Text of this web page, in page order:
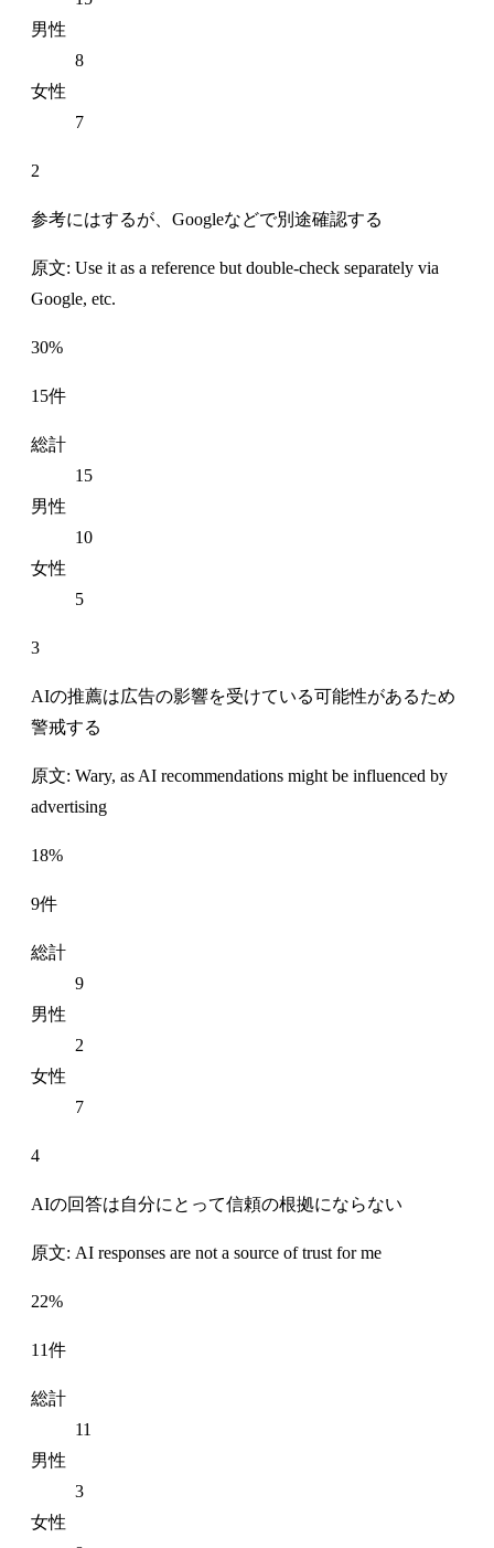
男性
8
女性
7
2
参考にはするが、Googleなどで別途確認する
原文: Use it as a reference but double-check separately via
Google, etc.
30%
15件
総計
15
男性
10
女性
5
3
AIの推薦は広告の影響を受けている可能性があるため
警戒する
原文: Wary, as AI recommendations might be influenced by
advertising
18%
9件
総計
9
男性
2
女性
7
4
AIの回答は自分にとって信頼の根拠にならない
原文: AI responses are not a source of trust for me
22%
11件
総計
11
男性
3
女性